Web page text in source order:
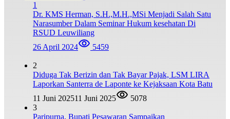
1
Dr. KMS Herman, S.H.,M.H.,MSi Menjadi Salah Satu
Narasumber Dalam Seminar Hukum kesehatan Di
RSUD Leuwiliang
26 April 2024
5459
2
Diduga Tak Berizin dan Tak Bayar Pajak, LSM LIRA
Laporkan Santerra de Laponte ke Kejaksaan Kota Batu
11 Juni 202511 Juni 2025
5078
3
Paripurna, Bupati Pesawaran Sampaikan